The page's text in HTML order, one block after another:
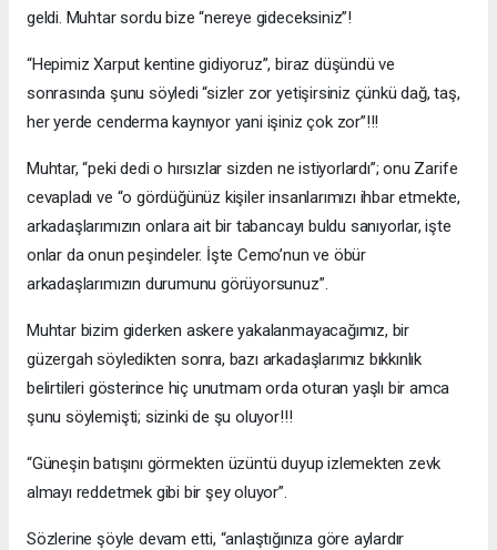
geldi. Muhtar sordu bize “nereye gideceksiniz”!
“Hepimiz Xarput kentine gidiyoruz”, biraz düşündü ve
sonrasında şunu söyledi “sizler zor yetişirsiniz çünkü dağ, taş,
her yerde cenderma kaynıyor yani işiniz çok zor”!!!
Muhtar, “peki dedi o hırsızlar sizden ne istiyorlardı”; onu Zarife
cevapladı ve “o gördüğünüz kişiler insanlarımızı ihbar etmekte,
arkadaşlarımızın onlara ait bir tabancayı buldu sanıyorlar, işte
onlar da onun peşindeler. İşte Cemo’nun ve öbür
arkadaşlarımızın durumunu görüyorsunuz”.
Muhtar bizim giderken askere yakalanmayacağımız, bir
güzergah söyledikten sonra, bazı arkadaşlarımız bıkkınlık
belirtileri gösterince hiç unutmam orda oturan yaşlı bir amca
şunu söylemişti; sizinki de şu oluyor!!!
“Güneşin batışını görmekten üzüntü duyup izlemekten zevk
almayı reddetmek gibi bir şey oluyor”.
Sözlerine şöyle devam etti, “anlaştığınıza göre aylardır